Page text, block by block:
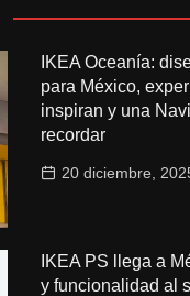
IKEA Oceanía:
para México,
inspiran y una
recordar
20 diciembre,
IKEA PS llega a
y funcionalidad al